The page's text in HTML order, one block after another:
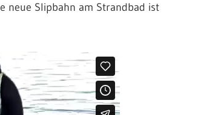
neue Slipbahn am Strandbad ist